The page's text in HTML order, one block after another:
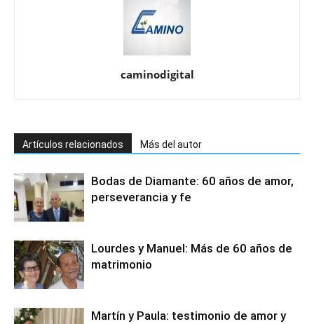
caminodigital
Artículos relacionados Más del autor
Bodas de Diamante: 60 años de amor,
perseverancia y fe
Lourdes y Manuel: Más de 60 años de
matrimonio
Martín y Paula: testimonio de amor y